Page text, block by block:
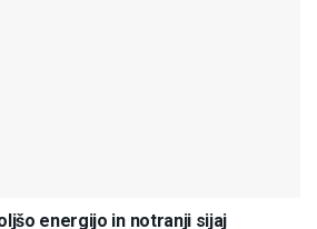
energijo in notranji sijaj